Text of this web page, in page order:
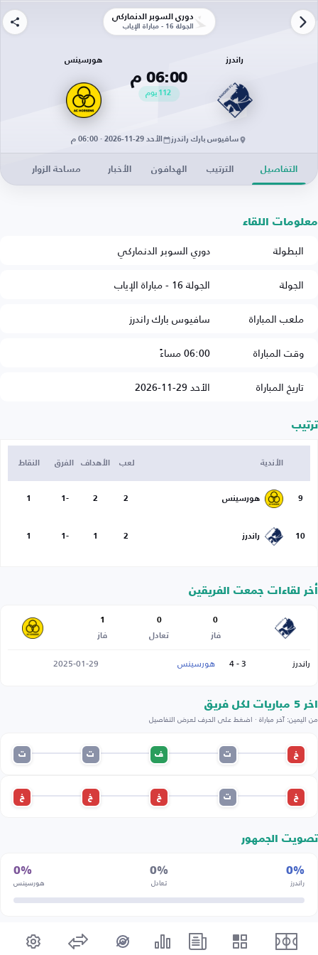
دوري السوبر الدنماركي
الجولة 16 - مباراة الإياب
راندرز
06:00 م
112 يوم
هورسينس
سافيوس بارك راندرز الأحد 29-11-2026 · 06:00 م
التفاصيل الترتيب الهدافون الأخبار مساحة الزوار
معلومات اللقاء
البطولة
دوري السوبر الدنماركي
الجولة
الجولة 16 - مباراة الإياب
ملعب المباراة
سافيوس بارك راندرز
وقت المباراة
06:00 مساءً
تاريخ المباراة
الأحد 29-11-2026
ترتيب
الأندية لعب الأهداف الفرق النقاط
9 هورسينس 2
2
-1
1
10 راندرز 2
1
-1
1
أخر لقاءات جمعت الفريقين
0
فاز
0
تعادل
1
فاز
راندرز 3 - 4 هورسينس 2025-01-29
اخر 5 مباريات لكل فريق
من اليمين: آخر مباراة · اضغط على الحرف لعرض التفاصيل
خ ت ف ت ت
خ ت خ خ خ
تصويت الجمهور
0%
راندرز
0%
تعادل
0%
هورسينس